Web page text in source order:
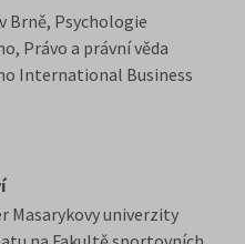
Brně, Psychologie
Právo a právní věda
International Business
Masarykovy univerzity